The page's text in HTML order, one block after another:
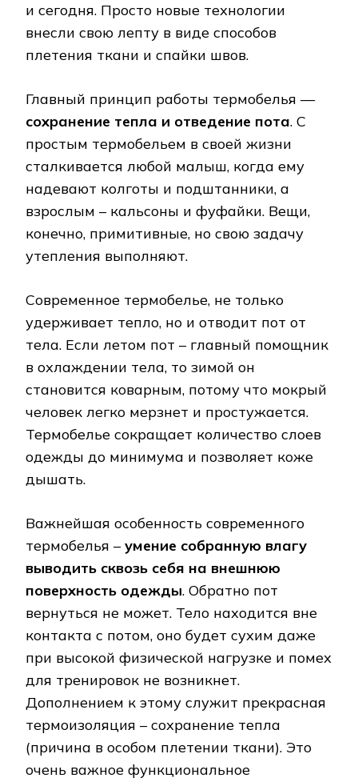
и сегодня. Просто новые технологии
внесли свою лепту в виде способов
плетения ткани и спайки швов.
Главный принцип работы термобелья —
сохранение тепла и отведение пота. С
простым термобельем в своей жизни
сталкивается любой малыш, когда ему
надевают колготы и подштанники, а
взрослым – кальсоны и фуфайки. Вещи,
конечно, примитивные, но свою задачу
утепления выполняют.
Современное термобелье, не только
удерживает тепло, но и отводит пот от
тела. Если летом пот – главный помощник
в охлаждении тела, то зимой он
становится коварным, потому что мокрый
человек легко мерзнет и простужается.
Термобелье сокращает количество слоев
одежды до минимума и позволяет коже
дышать.
Важнейшая особенность современного
термобелья – умение собранную влагу
выводить сквозь себя на внешнюю
поверхность одежды. Обратно пот
вернуться не может. Тело находится вне
контакта с потом, оно будет сухим даже
при высокой физической нагрузке и помех
для тренировок не возникнет.
Дополнением к этому служит прекрасная
термоизоляция – сохранение тепла
(причина в особом плетении ткани). Это
очень важное функциональное